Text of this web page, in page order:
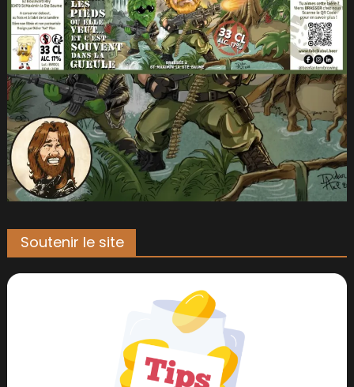
Soutenir le site